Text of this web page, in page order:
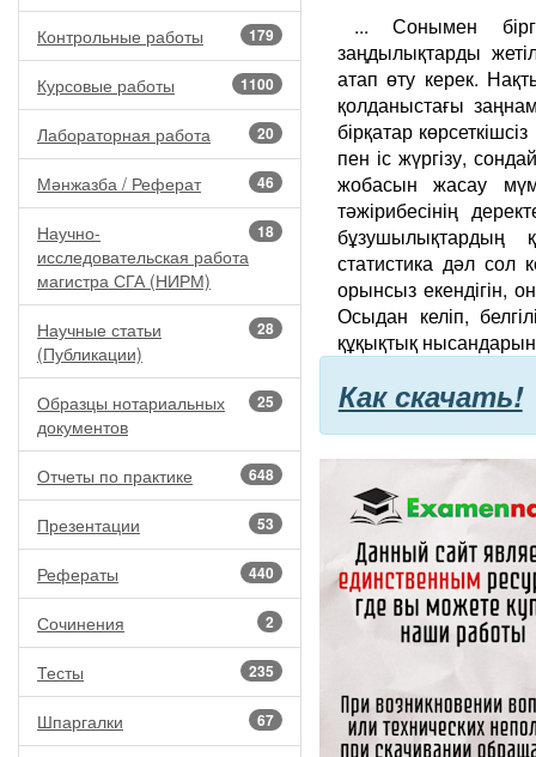
179
Контрольные работы
1100
Курсовые работы
20
Лабораторная работа
46
Мәнжазба / Реферат
18
Научно-
исследовательская работа
магистра СГА (НИРМ)
28
Научные статьи
(Публикации)
25
Образцы нотариальных
документов
648
Отчеты по практике
53
Презентации
440
Рефераты
2
Сочинения
235
Тесты
67
Шпаргалки
... Сонымен
заңдылықтарды
атап өту керек.
қолданыстағы
бірқатар
пен іс жүргізу,
жобасын жасау
тәжірибесінің
бұзушылықтардың
статистика дәл сол
орынсыз екендігін,
Осыдан келіп,
құқықтық нысандарын
Как скачать!